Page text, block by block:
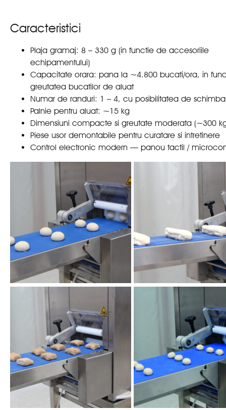
Caracteristici
Plaja gramaj: 8 – 330 g (in functie de accesoriile
echipamentului)
Capacitate orara: pana la ~4.800 bucati/ora, in
greutatea bucatilor de aluat
Numar de randuri: 1 – 4, cu posibilitatea de
Palnie pentru aluat: ~15 kg
Dimensiuni compacte si greutate moderata (~300
Piese usor demontabile pentru curatare si intretinere
Control electronic modern — panou tactil /